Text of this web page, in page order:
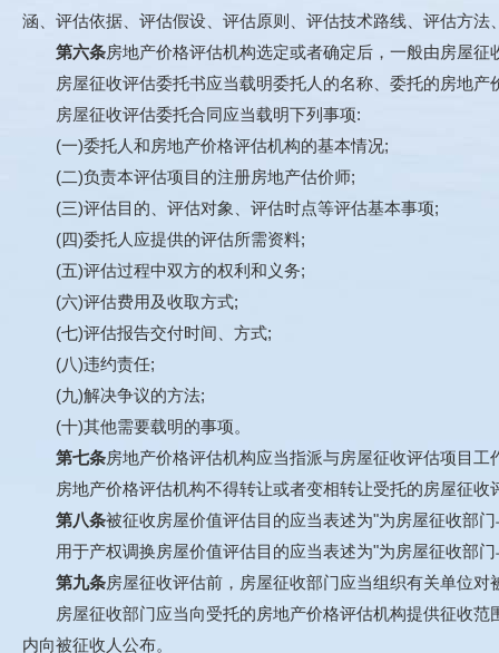
涵、评估依据、评估假设、评估原则、评估技术路线、评估方
第六条房地产价格评估机构选定或者确定后，一般由房屋
房屋征收评估委托书应当载明委托人的名称、委托的房地产
房屋征收评估委托合同应当载明下列事项:
(一)委托人和房地产价格评估机构的基本情况;
(二)负责本评估项目的注册房地产估价师;
(三)评估目的、评估对象、评估时点等评估基本事项;
(四)委托人应提供的评估所需资料;
(五)评估过程中双方的权利和义务;
(六)评估费用及收取方式;
(七)评估报告交付时间、方式;
(八)违约责任;
(九)解决争议的方法;
(十)其他需要载明的事项。
第七条房地产价格评估机构应当指派与房屋征收评估项目
房地产价格评估机构不得转让或者变相转让受托的房屋征收
第八条被征收房屋价值评估目的应当表述为"为房屋征收部
用于产权调换房屋价值评估目的应当表述为"为房屋征收部门
第九条房屋征收评估前，房屋征收部门应当组织有关单位
房屋征收部门应当向受托的房地产价格评估机构提供征收范
内向被征收人公布。